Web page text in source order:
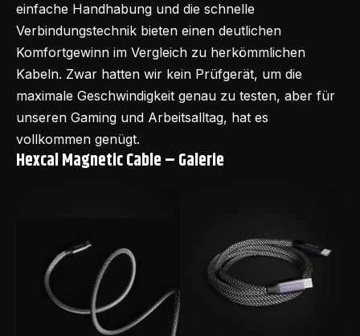
einfache Handhabung und die schnelle
Verbindungstechnik bieten einen deutlichen
Komfortgewinn im Vergleich zu herkömmlichen
Kabeln. Zwar hatten wir kein Prüfgerät, um die
maximale Geschwindigkeit genau zu testen, aber für
unseren Gaming und Arbeitsalltag, hat es
vollkommen genügt.
Hexcal Magnetic Cable – Galerie